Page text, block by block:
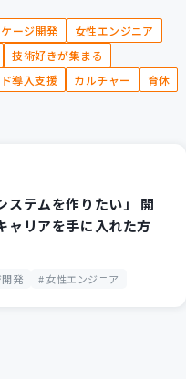
ージ開発
女性エンジニア
技術好きが集まる
導入支援 カルチャー
育休
ステムを作りたい」 開
ャリアを手に入れた方
発 女性エンジニア